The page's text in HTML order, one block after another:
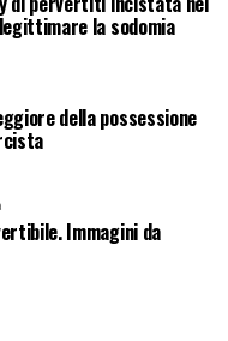
la sodomia
della possessione
Immagini da